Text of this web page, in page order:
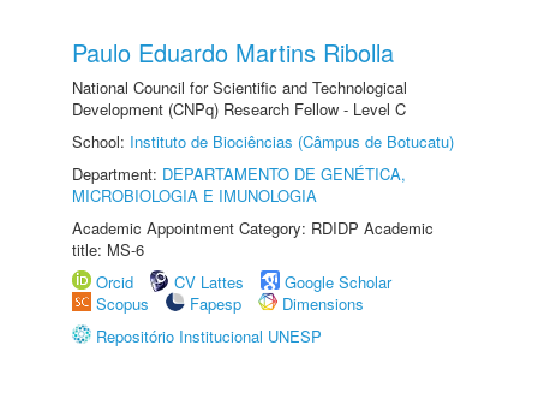
Paulo Eduardo Martins Ribolla
National Council for Scientific and Technological
Development (CNPq) Research Fellow - Level C
School: Instituto de Biociências (Câmpus de Botucatu)
Department: DEPARTAMENTO DE GENÉTICA,
MICROBIOLOGIA E IMUNOLOGIA
Academic Appointment Category: RDIDP Academic
title: MS-6
Orcid
CV Lattes
Google Scholar
Scopus
Fapesp
Dimensions
Repositório Institucional UNESP